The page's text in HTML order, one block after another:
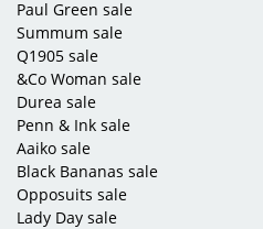
Paul Green sale
Summum sale
Q1905 sale
&Co Woman sale
Durea sale
Penn & Ink sale
Aaiko sale
Black Bananas sale
Opposuits sale
Lady Day sale